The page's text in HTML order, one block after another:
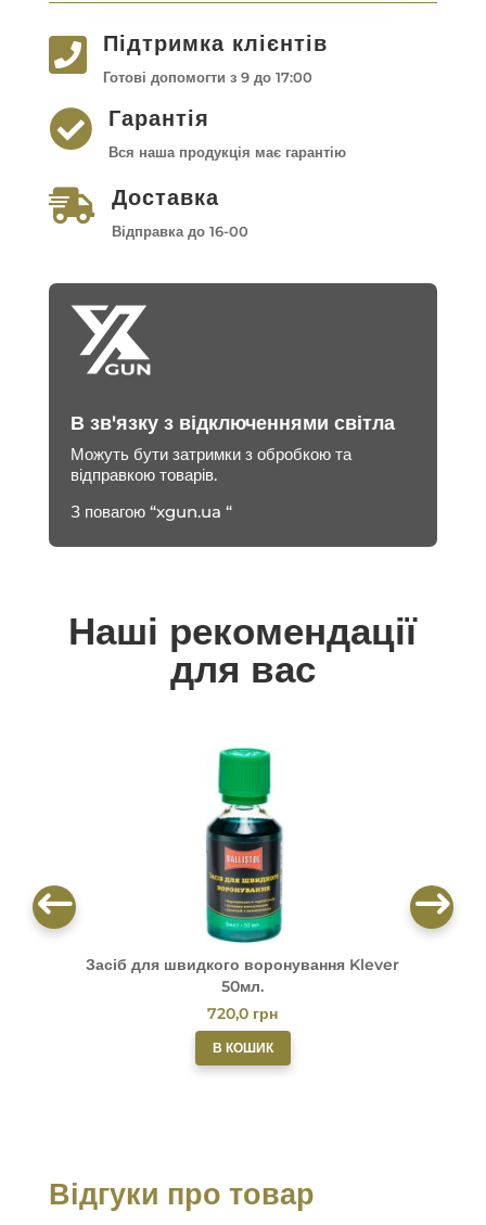
 Підтримка клієнтів
Готові допомогти з 9 до 17:00
 Гарантія
Вся наша продукція має гарантію
 Доставка
Відправка до 16-00
В зв'язку з відключеннями світла
Можуть бути затримки з обробкою та
відправкою товарів.
З повагою “xgun.ua “
Наші рекомендації
для вас
Засіб для швидкого воронування Klever
50мл.
720,0 грн
В КОШИК
Відгуки про товар